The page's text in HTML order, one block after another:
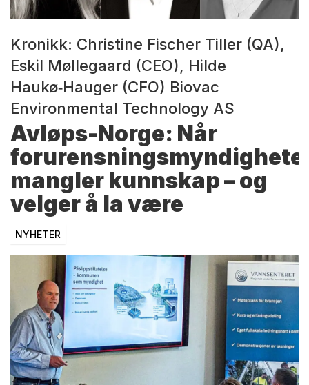
Kronikk: Christine Fischer Tiller (QA),
Eskil Møllegaard (CEO), Hilde
Haukø‑Hauger (CFO) Biovac
Environmental Technology AS
Avløps-Norge: Når
mangler kunnskap – og
velger å la være
NYHETER